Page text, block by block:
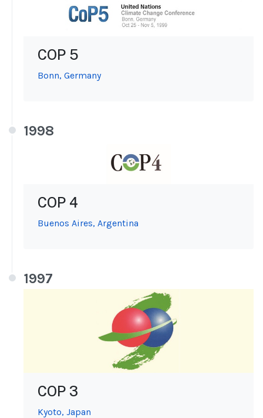
COP 5
Bonn, Germany
1998
COP 4
Buenos Aires, Argentina
1997
COP 3
Kyoto, Japan